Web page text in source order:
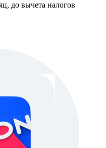
до вычета налогов